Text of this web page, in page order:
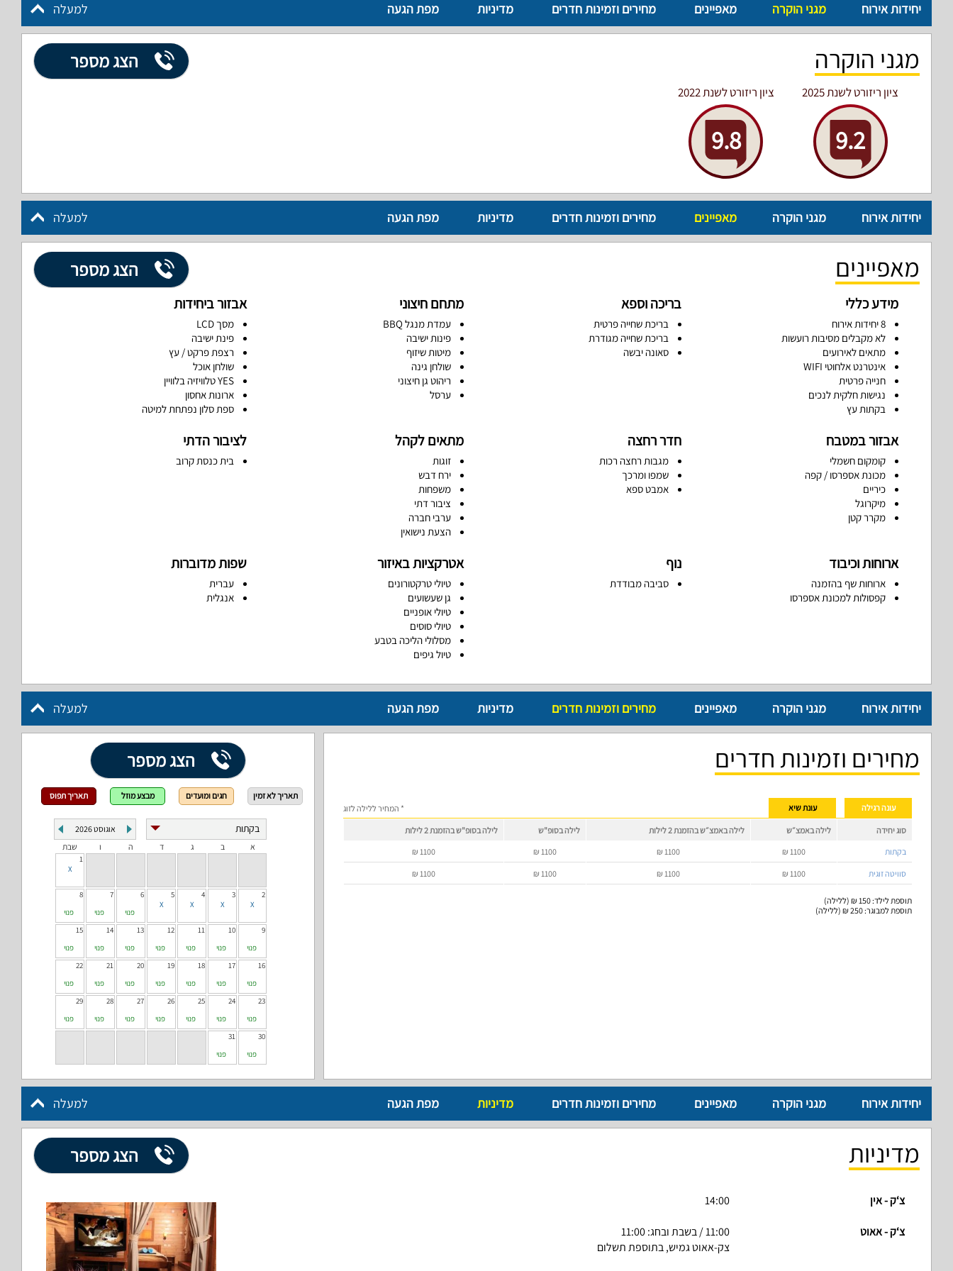
למעלה יחידות אירוח מגני הוקרה מאפיינים מחירים וזמינות חדרים מדיניות מפת הגעה
מגני הוקרה הצג מספר
ציון ריזורט לשנת 2025
9.2
ציון ריזורט לשנת 2022
9.8
למעלה יחידות אירוח מגני הוקרה מאפיינים מחירים וזמינות חדרים מדיניות מפת הגעה
מאפיינים הצג מספר
מידע כללי
8 יחידות אירוח
לא מקבלים מסיבות רועשות
מתאים לאירועים
אינטרנט אלחוטי WIFI
חנייה פרטית
נגישות חלקית לנכים
בקתות עץ
בריכה וספא
בריכת שחייה פרטית
בריכת שחייה מגודרת
סאונה יבשה
מתחם חיצוני
עמדת מנגל BBQ
פינות ישיבה
מיטות שיזוף
שולחן גינה
ריהוט גן חיצוני
ערסל
אבזור ביחידות
מסך LCD
פינת ישיבה
רצפת פרקט / עץ
שולחן אוכל
YES טלוויזיה בלוויין
ארונות אחסון
ספת סלון נפתחת למיטה
אבזור במטבח
קומקום חשמלי
מכונת אספרסו / קפה
כיריים
מיקרוגל
מקרר קטן
חדר רחצה
מגבות רחצה רכות
שמפו ומרכך
אמבט ספא
מתאים לקהל
זוגות
ירח דבש
משפחות
ציבור דתי
ערבי חברה
הצעת נישואין
לציבור הדתי
בית כנסת קרוב
ארוחות וכיבוד
ארוחות שף בהזמנה
קפסולות למכונת אספרסו
נוף
סביבה מבודדת
אטרקציות באיזור
טיולי טרקטורונים
גן שעשועים
טיולי אופניים
טיולי סוסים
מסלולי הליכה בטבע
טיול גיפים
שפות מדוברות
עברית
אנגלית
למעלה יחידות אירוח מגני הוקרה מאפיינים מחירים וזמינות חדרים מדיניות מפת הגעה
מחירים וזמינות חדרים
עונה רגילה עונת שיא * המחיר ללילה לזוג
סוג יחידה לילה באמצ״ש לילה באמצ״ש בהזמנת 2 לילות לילה בסופ"ש
לילה בסופ"ש בהזמנת 2 לילות
בקתות
1100
₪
1100
₪
1100
₪
1100
₪
סוויטה זוגית 1100
₪
1100
₪
1100
₪
1100
₪
תוספת לילד: 150 ₪ (ללילה)
תוספת למבוגר: 250 ₪ (ללילה)
הצג מספר
תאריך לא זמין חגים ומועדים מבצע מוזל תאריך תפוס
אוגוסט2026
א
ב ג ד ה ו שבת
1
2
3
4
5
6
פנוי
7
פנוי
8
פנוי
9
פנוי
10
פנוי
11
פנוי
12
פנוי
13
פנוי
14
פנוי
15
פנוי
16
פנוי
17
פנוי
18
פנוי
19
פנוי
20
פנוי
21
פנוי
22
פנוי
23
פנוי
24
פנוי
25
פנוי
26
פנוי
27
פנוי
28
פנוי
29
פנוי
30
פנוי
31
פנוי
למעלה יחידות אירוח מגני הוקרה מאפיינים מחירים וזמינות חדרים מדיניות מפת הגעה
מדיניות הצג מספר
צ‘ק - אין 14:00
צ‘ק - אאוט
11:00 / בשבת ובחג: 11:00
צק-אאוט גמיש, בתוספת תשלום